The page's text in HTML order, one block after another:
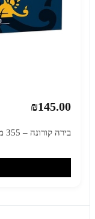
₪145.00
בירה קורונה – 355 מ"ל × 24 יחידות (מארז)